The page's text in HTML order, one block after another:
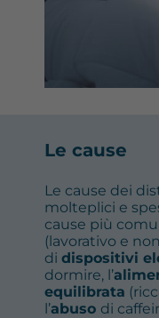
Le cause
Le cause dei
molteplici e
cause più
(lavorativo e
di dispositivi
dormire, l’
equilibrata
l’abuso di